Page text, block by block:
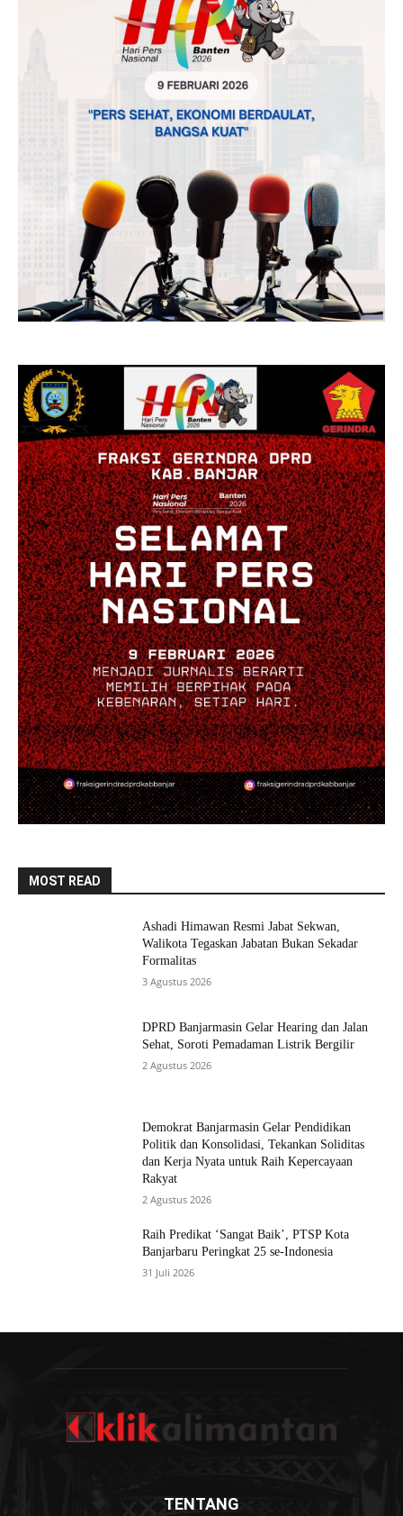
MOST READ
Ashadi Himawan Resmi Jabat Sekwan,
Walikota Tegaskan Jabatan Bukan Sekadar
Formalitas
3 Agustus 2026
DPRD Banjarmasin Gelar Hearing dan Jalan
Sehat, Soroti Pemadaman Listrik Bergilir
2 Agustus 2026
Demokrat Banjarmasin Gelar Pendidikan
Politik dan Konsolidasi, Tekankan Soliditas
dan Kerja Nyata untuk Raih Kepercayaan
Rakyat
2 Agustus 2026
Raih Predikat ‘Sangat Baik’, PTSP Kota
Banjarbaru Peringkat 25 se-Indonesia
31 Juli 2026
TENTANG